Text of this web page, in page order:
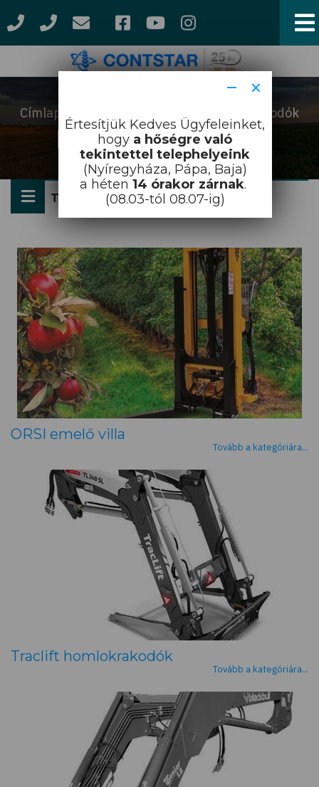
Morzsa
Címlap Homlokrakodók
Homlokrakodók
TERMÉKKATEGÓRIA
ORSI emelő villa
Tovább a kategóriára...
Traclift homlokrakodók
Tovább a kategóriára...
×
−
Értesítjük Kedves Ügyfeleinket,
hogy a hőségre való
tekintettel telephelyeink
(Nyíregyháza, Pápa, Baja)
a héten 14 órakor zárnak.
(08.03-tól 08.07-ig)